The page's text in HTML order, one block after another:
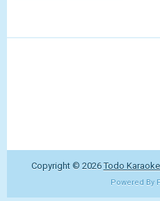
Copyright © 2026Todo
Powered By